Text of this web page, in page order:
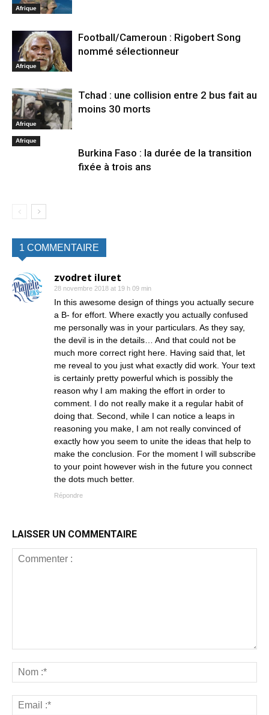
Afrique
Afrique
Football/Cameroun : Rigobert Song
nommé sélectionneur
Afrique
Tchad : une collision entre 2 bus fait au
moins 30 morts
Afrique
Burkina Faso : la durée de la transition
fixée à trois ans
1 COMMENTAIRE
zvodret iluret
28 novembre 2018 at 19 h 09 min
In this awesome design of things you actually secure
a B- for effort. Where exactly you actually confused
me personally was in your particulars. As they say,
the devil is in the details… And that could not be
much more correct right here. Having said that, let
me reveal to you just what exactly did work. Your text
is certainly pretty powerful which is possibly the
reason why I am making the effort in order to
comment. I do not really make it a regular habit of
doing that. Second, while I can notice a leaps in
reasoning you make, I am not really convinced of
exactly how you seem to unite the ideas that help to
make the conclusion. For the moment I will subscribe
to your point however wish in the future you connect
the dots much better.
Répondre
LAISSER UN COMMENTAIRE